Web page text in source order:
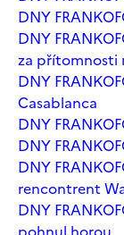
DNY
DNY
za přítomnosti
DNY
Casablanca
DNY
DNY
DNY
rencontrent
DNY